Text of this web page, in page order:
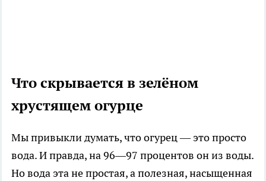
Что скрывается в зелёном
хрустящем огурце
Мы привыкли думать, что огурец — это просто
вода. И правда, на 96—97 процентов он из воды.
Но вода эта не простая, а полезная, насыщенная